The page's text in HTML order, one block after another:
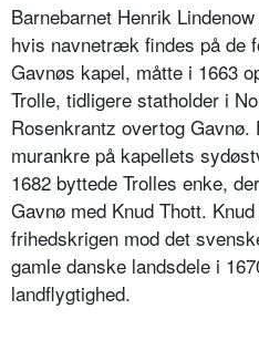
Barnebarnet Henrik
hvis navnetræk findes på de
Gavnøs kapel, måtte i 1663
Trolle, tidligere statholder i
Rosenkrantz overtog
murankre på kapellets
1682 byttede Trolles enke,
Gavnø med Knud Thott.
frihedskrigen mod det
gamle danske landsdele i
landflygtighed.